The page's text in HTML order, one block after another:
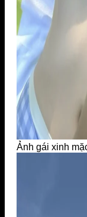
Ảnh gái xinh